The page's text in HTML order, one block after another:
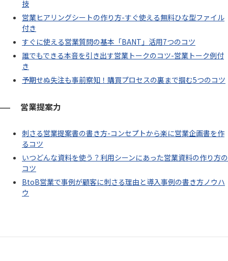
技
営業ヒアリングシートの作り方-すぐ使える無料ひな型ファイル
付き
すぐに使える営業質問の基本「BANT」活用7つのコツ
誰でもできる本音を引き出す営業トークのコツ-営業トーク例付
き
予期せぬ失注も事前察知！購買プロセスの裏まで掴む5つのコツ
営業提案力
刺さる営業提案書の書き方-コンセプトから楽に営業企画書を作
るコツ
いつどんな資料を使う？利用シーンにあった営業資料の作り方の
コツ
BtoB営業で事例が顧客に刺さる理由と導入事例の書き方ノウハ
ウ